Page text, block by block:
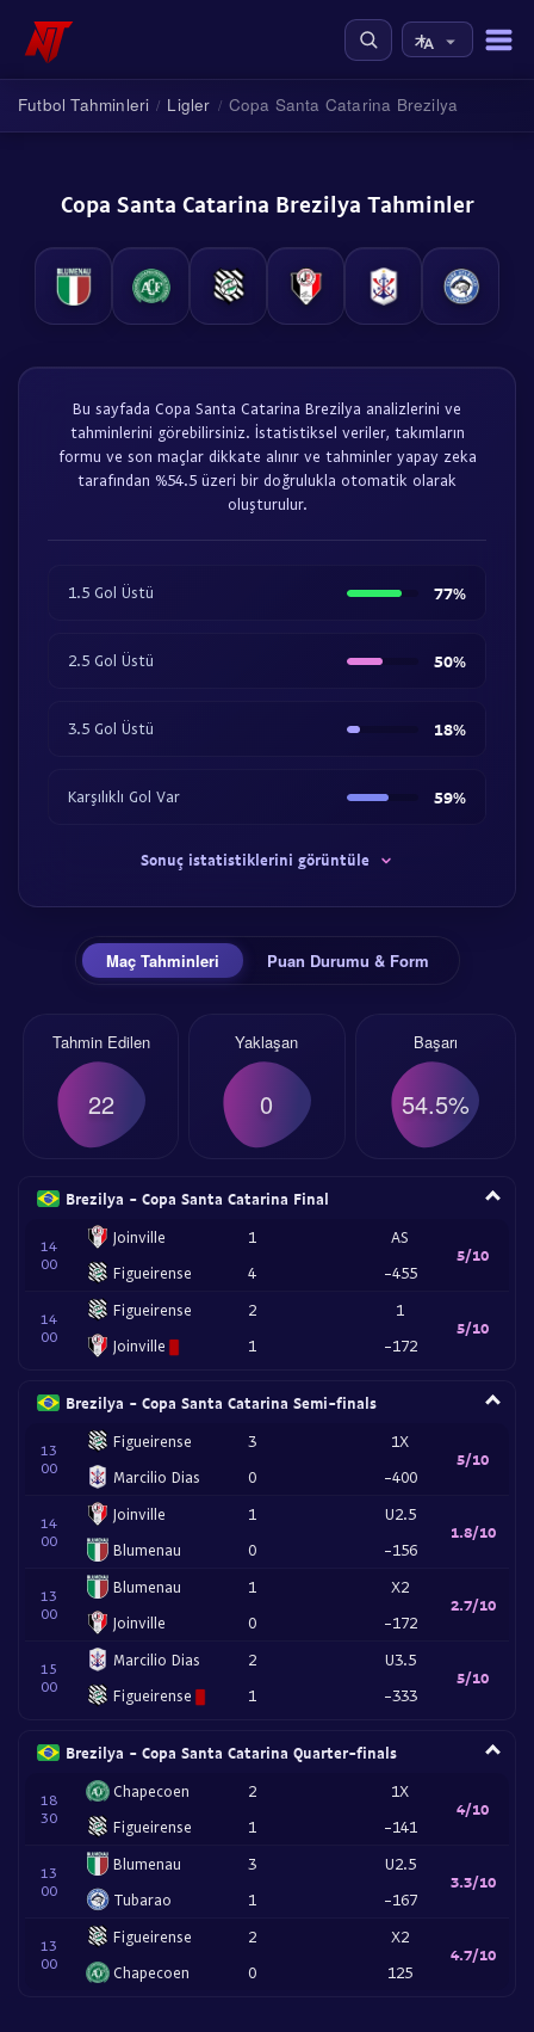
Futbol Tahminleri / Ligler / Copa Santa Catarina Brezilya
Copa Santa Catarina Brezilya Tahminler
Bu sayfada Copa Santa Catarina Brezilya analizlerini ve
tahminlerini görebilirsiniz. İstatistiksel veriler, takımların
formu ve son maçlar dikkate alınır ve tahminler yapay zeka
tarafından %54.5 üzeri bir doğrulukla otomatik olarak
oluşturulur.
1.5 Gol Üstü 77%
2.5 Gol Üstü 50%
3.5 Gol Üstü 18%
Karşılıklı Gol Var 59%
Sonuç istatistiklerini görüntüle
Maç Tahminleri Puan Durumu & Form
Tahmin Edilen
22
Yaklaşan
0
Başarı
54.5%
Brezilya - Copa Santa Catarina Final
14
00
Joinville
Figueirense
1
4
AS
-455
5/10
14
00
Figueirense
Joinville
2
1
1
-172
5/10
Brezilya - Copa Santa Catarina Semi-finals
13
00
Figueirense
Marcilio Dias
3
0
1X
-400
5/10
14
00
Joinville
Blumenau
1
0
U2.5
-156
1.8/10
13
00
Blumenau
Joinville
1
0
X2
-172
2.7/10
15
00
Marcilio Dias
Figueirense
2
1
U3.5
-333
5/10
Brezilya - Copa Santa Catarina Quarter-finals
18
30
Chapecoen
Figueirense
2
1
1X
-141
4/10
13
00
Blumenau
Tubarao
3
1
U2.5
-167
3.3/10
13
00
Figueirense
Chapecoen
2
0
X2
125
4.7/10